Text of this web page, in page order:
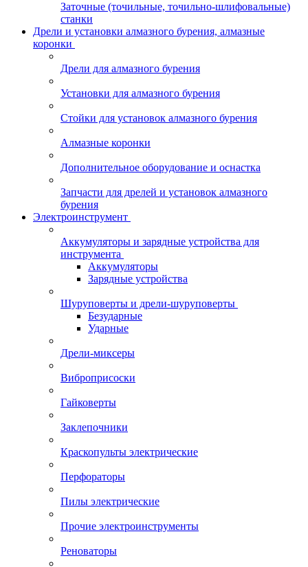
Заточные (точильные, точильно-шлифовальные)
станки
Дрели и установки алмазного бурения, алмазные
коронки
Дрели для алмазного бурения
Установки для алмазного бурения
Стойки для установок алмазного бурения
Алмазные коронки
Дополнительное оборудование и оснастка
Запчасти для дрелей и установок алмазного
бурения
Электроинструмент
Аккумуляторы и зарядные устройства для
инструмента
Аккумуляторы
Зарядные устройства
Шуруповерты и дрели-шуруповерты
Безударные
Ударные
Дрели-миксеры
Виброприсоски
Гайковерты
Заклепочники
Краскопульты электрические
Перфораторы
Пилы электрические
Прочие электроинструменты
Реноваторы